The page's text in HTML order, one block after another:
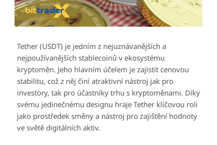
Tether (USDT) je jedním z nejuznávanějších a
nejpoužívanějších stablecoinů v ekosystému
kryptoměn. Jeho hlavním účelem je zajistit cenovou
stabilitu, což z něj činí atraktivní nástroj jak pro
investory, tak pro účastníky trhu s kryptoměnami. Díky
svému jedinečnému designu hraje Tether klíčovou roli
jako prostředek směny a nástroj pro zajištění hodnoty
ve světě digitálních aktiv.